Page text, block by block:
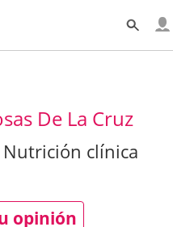
De La Cruz
clínica
opinión